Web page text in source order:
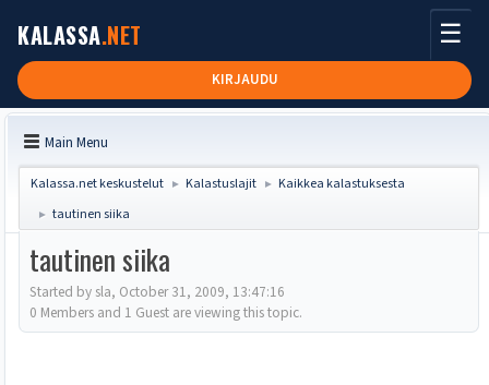
KALASSA.NET
KIRJAUDU
☰
Main Menu
Kalassa.net keskustelut ► Kalastuslajit ► Kaikkea kalastuksesta
► tautinen siika
tautinen siika
Started by sla, October 31, 2009, 13:47:16
0 Members and 1 Guest are viewing this topic.